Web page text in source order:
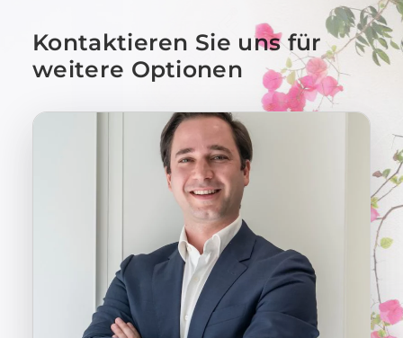
Kontaktieren Sie uns für
weitere Optionen